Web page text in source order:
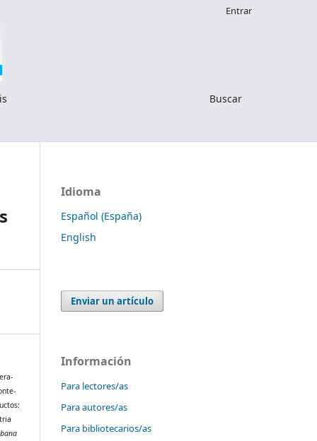
Buscar
Entrar
Idioma
Español (España)
English
Enviar un artículo
Información
Para lectores/as
Para autores/as
Para bibliotecarios/as